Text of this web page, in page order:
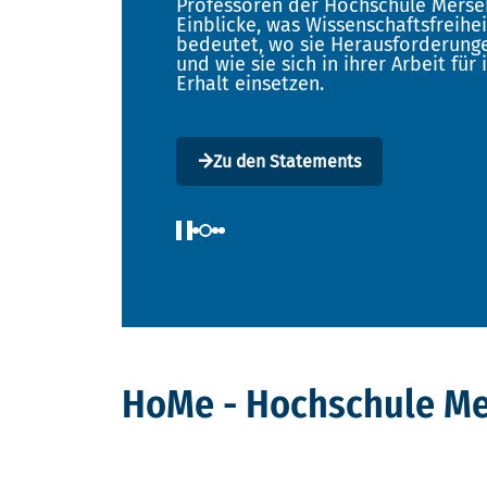
Impulsvorträgen über das
Wir freuen uns auf Ihren Besuch!
Professoren der Hochschule
Einblicke, was
bedeutet, wo sie
und wie sie sich in ihrer Arbeit für
Erhalt einsetzen.
Zu den Statements
moderne Labore und beste
Ihre Zukunft-
Jetzt informieren
HoMe - Hochschule